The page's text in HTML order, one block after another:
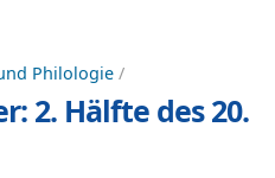
Philologie /
2. Hälfte des 20.